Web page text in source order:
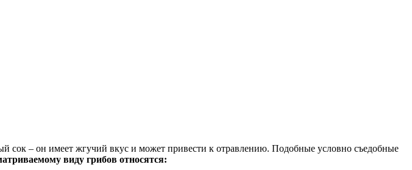
сок – он имеет жгучий вкус и может привести к отравлению. Подобные условно съедобные
виду грибов относятся: